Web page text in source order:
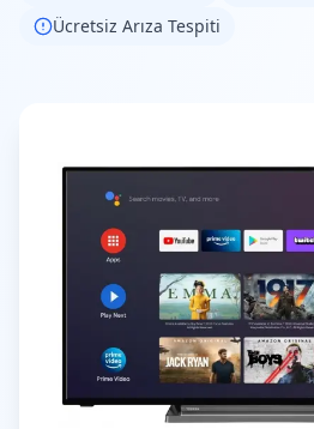
Ücretsiz Arıza Tespiti